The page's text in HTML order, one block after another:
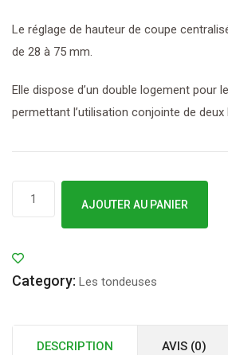
Le réglage de hauteur de coupe
de 28 à 75 mm.
Elle dispose d’un double logement pour
permettant l’utilisation conjointe de deux
quantité
de
MAC
-
Gi
AJOUTER AU PANIER
Category: Les tondeuses
DESCRIPTION AVIS (0)